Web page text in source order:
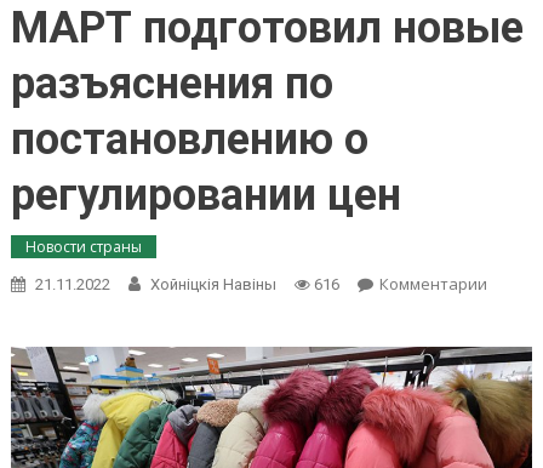
МАРТ подготовил новые
разъяснения по
постановлению о
регулировании цен
Новости страны
21.11.2022 Хойнiцкiя Навiны 616 Комментарииon
новые
по
о